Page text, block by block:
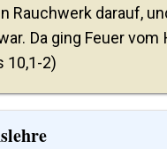
Rauchwerk darauf,
Da ging Feuer
10,1-2)